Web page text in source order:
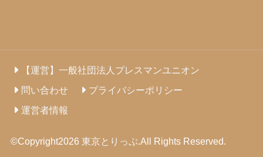
【運営】一般社団法人プレスマンユニオン
問い合わせ
プライバシーポリシー
運営者情報
©Copyright2026 東京とりっぷ.All Rights Reserved.